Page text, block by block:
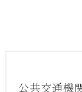
公共交通機